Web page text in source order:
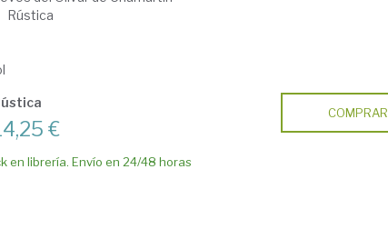
Rústica
€
en librería. Envío en 24/48 horas
COMPRAR